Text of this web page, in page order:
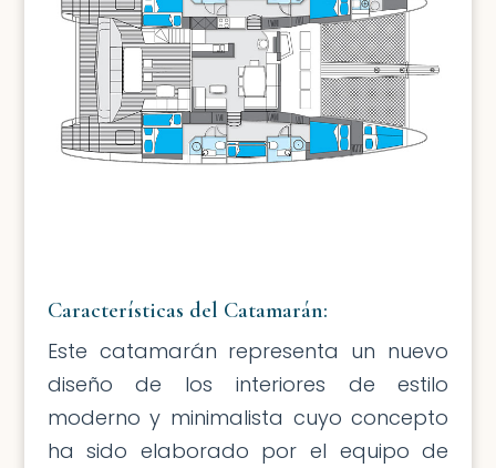
Características del Catamarán:
Este catamarán representa un nuevo
diseño de los interiores de estilo
moderno y minimalista cuyo concepto
ha sido elaborado por el equipo de